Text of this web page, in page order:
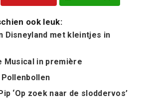
ook leuk:
Disneyland met kleintjes in
Musical in première
Pollenbollen
‘Op zoek naar de sloddervos’